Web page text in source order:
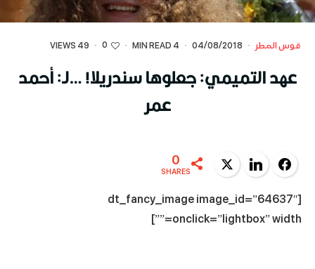
قوس المطر ·
04/08/2018
·
4 MIN READ
·
0
·
49 VIEWS
عهد التميمي: جعلوها سندريلا! …لـ: أحمد
عمر
Facebook
LinkedIn
Twitter
0
SHARES
[dt_fancy_image image_id=”64637″
onclick=”lightbox” width=””]